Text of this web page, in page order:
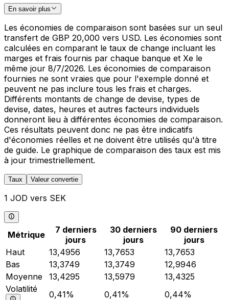
En savoir plus
Les économies de comparaison sont basées sur un seul
transfert de GBP 20,000 vers USD. Les économies sont
calculées en comparant le taux de change incluant les
marges et frais fournis par chaque banque et Xe le
même jour 8/7/2026. Les économies de comparaison
fournies ne sont vraies que pour l'exemple donné et
peuvent ne pas inclure tous les frais et charges.
Différents montants de change de devise, types de
devise, dates, heures et autres facteurs individuels
donneront lieu à différentes économies de comparaison.
Ces résultats peuvent donc ne pas être indicatifs
d'économies réelles et ne doivent être utilisés qu'à titre
de guide. Le graphique de comparaison des taux est mis
à jour trimestriellement.
Taux Valeur convertie
1 JOD vers SEK
Métrique
7 derniers
jours
30 derniers
jours
90 derniers
jours
Haut
13,4956 13,7653
13,7653
Bas
13,3749 13,3749
12,9946
Moyenne
13,4295 13,5979
13,4325
Volatilité
0,41% 0,41% 0,44%